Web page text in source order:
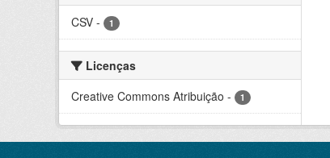
CSV - 1
Licenças
Creative Commons Atribuição - 1